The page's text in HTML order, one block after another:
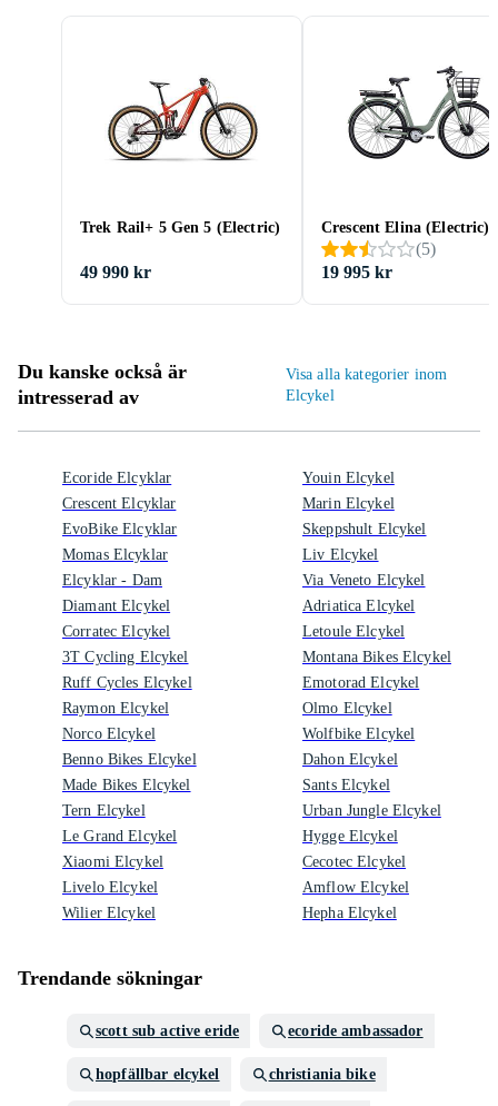
Trek Rail+ 5 Gen 5 (Electric)
49 990 kr
Crescent Elina (Electric)
(5)
19 995 kr
Du kanske också är
intresserad av
Visa alla kategorier inom
Elcykel
Ecoride Elcyklar
Crescent Elcyklar
EvoBike Elcyklar
Momas Elcyklar
Elcyklar - Dam
Diamant Elcykel
Corratec Elcykel
3T Cycling Elcykel
Ruff Cycles Elcykel
Raymon Elcykel
Norco Elcykel
Benno Bikes Elcykel
Made Bikes Elcykel
Tern Elcykel
Le Grand Elcykel
Xiaomi Elcykel
Livelo Elcykel
Wilier Elcykel
Youin Elcykel
Marin Elcykel
Skeppshult Elcykel
Liv Elcykel
Via Veneto Elcykel
Adriatica Elcykel
Letoule Elcykel
Montana Bikes Elcykel
Emotorad Elcykel
Olmo Elcykel
Wolfbike Elcykel
Dahon Elcykel
Sants Elcykel
Urban Jungle Elcykel
Hygge Elcykel
Cecotec Elcykel
Amflow Elcykel
Hepha Elcykel
Trendande sökningar
scott sub active eride ecoride ambassador
hopfällbar elcykel christiania bike